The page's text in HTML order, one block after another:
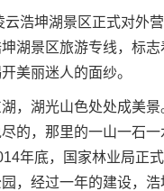
坤湖景区正式对外营
湖景区旅游专线，标
美丽迷人的面纱。
湖光山色处处成美景
的，那里的一山一石
年底，国家林业局正
，经过一年的建设，